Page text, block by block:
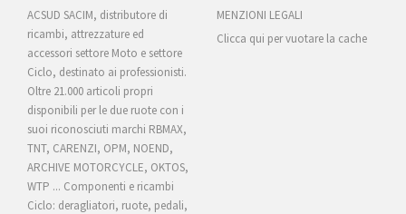
ACSUD SACIM, distributore di
ricambi, attrezzature ed
accessori settore Moto e settore
Ciclo, destinato ai professionisti.
Oltre 21.000 articoli propri
disponibili per le due ruote con i
suoi riconosciuti marchi RBMAX,
TNT, CARENZI, OPM, NOEND,
ARCHIVE MOTORCYCLE, OKTOS,
WTP ... Componenti e ricambi
Ciclo: deragliatori, ruote, pedali,
MENZIONI LEGALI
Clicca qui per vuotare la cache